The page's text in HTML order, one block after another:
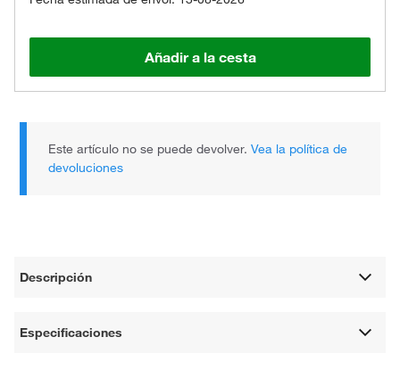
Añadir a la cesta
Este artículo no se puede devolver.Vea la política de
devoluciones
Descripción
Especificaciones